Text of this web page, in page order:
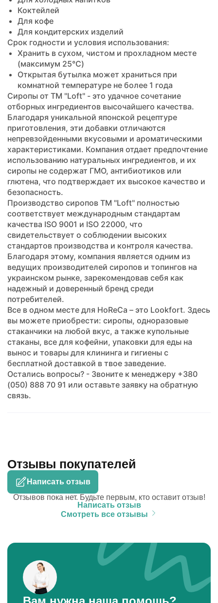
Коктейлей
Для кофе
Для кондитерских изделий
Срок годности и условия использования:
Хранить в сухом, чистом и прохладном месте
(максимум 25°C)
Открытая бутылка может храниться при
комнатной температуре не более 1 года
Сиропы от ТМ "Loft" - это удачное сочетание
отборных ингредиентов высочайшего качества.
Благодаря уникальной японской рецептуре
приготовления, эти добавки отличаются
непревзойденными вкусовыми и ароматическими
характеристиками. Компания отдает предпочтение
использованию натуральных ингредиентов, и их
сиропы не содержат ГМО, антибиотиков или
глютена, что подтверждает их высокое качество и
безопасность.
Производство сиропов ТМ "Loft" полностью
соответствует международным стандартам
качества ISO 9001 и ISO 22000, что
свидетельствует о соблюдении высоких
стандартов производства и контроля качества.
Благодаря этому, компания является одним из
ведущих производителей сиропов и топингов на
украинском рынке, зарекомендовав себя как
надежный и доверенный бренд среди
потребителей.
Все в одном месте для HoReCa – это Lookfort. Здесь
вы можете приобрести: сиропы, одноразовые
стаканчики на любой вкус, а также купольные
стаканы, все для кофейни, упаковки для еды на
вынос и товары для клининга и гигиены с
бесплатной доставкой в твое заведение.
Остались вопросы? - Звоните к менеджеру +380
(050) 888 70 91 или оставьте заявку на обратную
связь.
Отзывы покупателей
Написать отзыв
Отзывов пока нет. Будьте первым, кто оставит отзыв!
Написать отзыв
Смотреть все отзывы